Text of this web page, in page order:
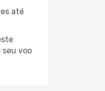
até
seu voo